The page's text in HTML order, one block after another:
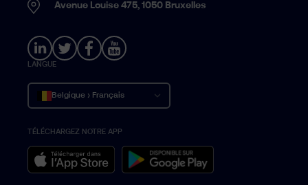
Avenue Louise 475, 1050 Bruxelles
LANGUE
Belgique › Français
België › Nederlands
Belgium › English
TÉLÉCHARGEZ NOTRE APP